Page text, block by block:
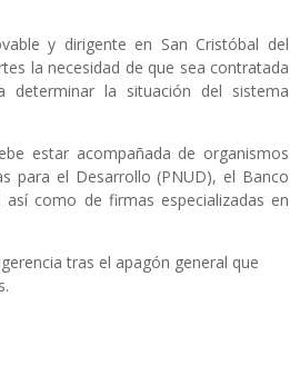
y dirigente en San Cristóbal del
la necesidad de que sea contratada
determinar la situación del sistema
estar acompañada de organismos
para el Desarrollo (PNUD), el Banco
como de firmas especializadas en
tras el apagón general que